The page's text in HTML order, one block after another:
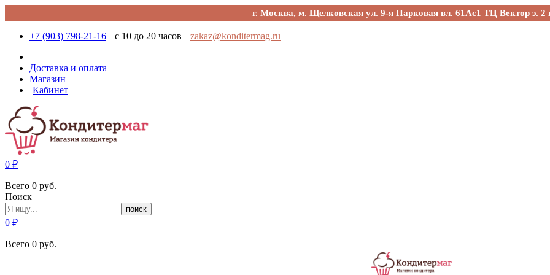
г. Москва, м. Щелковская ул. 9-я Парковая вл. 61Ас1 ТЦ Вектор э. 2
+7 (903) 798-21-16 с 10 до 20 часов zakaz@konditermag.ru
Доставка и оплата
Магазин
Кабинет
0 ₽
Всего 0 руб.
Поиск
поиск
0 ₽
Всего 0 руб.